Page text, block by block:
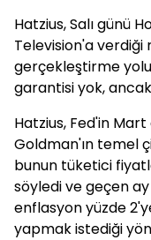
Hatzius, Salı günü
Television'a verdiği
gerçekleştirme
garantisi yok,
Hatzius, Fed'in
Goldman'ın temel
bunun tüketici
söyledi ve geçen
enflasyon yüzde
yapmak istediği